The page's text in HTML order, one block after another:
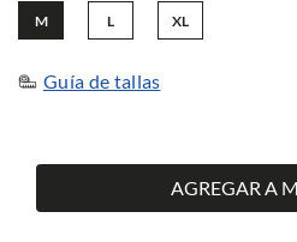
L
M XL
Guía de tallas
AGREGAR A